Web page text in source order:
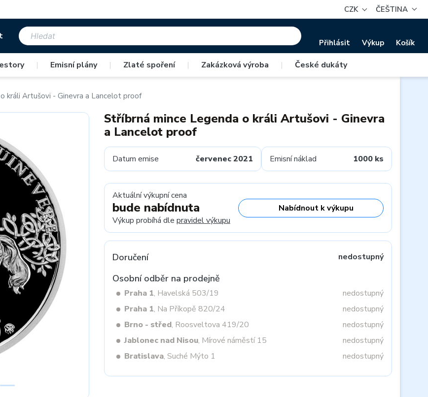
CZK ČEŠTINA
Přihlásit Výkup Košík
| Emisní plány | Zlaté spoření | Zakázková výroba | České dukáty
králi Artušovi - Ginevra a Lancelot proof
Stříbrná mince Legenda o králi Artušovi - Ginevra
a Lancelot proof
Datum emise červenec 2021 Emisní náklad 1000 ks
Aktuální výkupní cena
bude nabídnuta
Výkup probíhá dle pravidel výkupu
Nabídnout k výkupu
Doručení nedostupný
Osobní odběr na prodejně
Praha 1, Havelská 503/19
nedostupný
Praha 1, Na Příkopě 820/24
nedostupný
Brno - střed, Roosveltova 419/20
nedostupný
Jablonec nad Nisou, Mírové náměstí 15
nedostupný
Bratislava, Suché Mýto 1 nedostupný